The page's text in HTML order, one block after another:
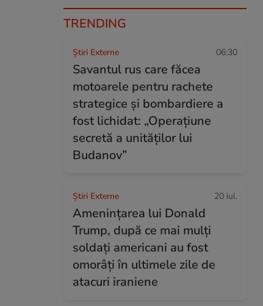
TRENDING
Știri Externe 06:30
Savantul rus care făcea
motoarele pentru rachete
strategice și bombardiere a
fost lichidat: „Operațiune
secretă a unităților lui
Budanov”
Știri Externe 20 iul.
Amenințarea lui Donald
Trump, după ce mai mulți
soldați americani au fost
omorâți în ultimele zile de
atacuri iraniene